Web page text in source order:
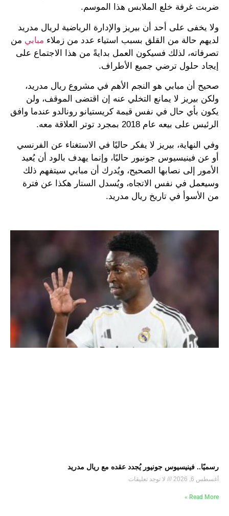
ضربت غرفة خلع الملابس هذا الموسم.
ولا يخفى على أحد أن بيريز والإدارة الرياضية لريال مدريد
لديهم حالة من القلق بسبب استياء عدد من زملاء مبابي من
تصرفاته، لذلك فسيكون العمل بدايةً من هذا الاجتماع على
إيجاد حلول ترضي جميع الأطراف.
صحيح أن مبابي هو النجم الأهم في مشروع ريال مدريد،
ولكن بيريز لا يمانع التخلي عنه إن اقتضى الموقف، ولن
يكون بأي حال في نفس قيمة كريستيانو رونالدو عندما وافق
الرئيس على بيعه عام 2018 بمجرد توتر العلاقة معه.
وفي النهاية، بيريز لا يفكر حاليًا في الاستغناء عن الفرنسي
أو عن فينيسيوس جونيور حاليًا، وإنما يهدف بالود أن يُعيد
الأمور إلى نصابها الصحيح، ويُدرك أن مبابي سيتفهم ذلك
وسيعمل في نفس الاتجاه، ويُسدل الستار هكذا عن فترة
من الأسوأ في تاريخ ريال مدريد.
رسميًا.. فينيسيوس جونيور يُجدد عقده مع ريال مدريد
أغسطس 6, 2026 لا توجد تعليقات
Read More »